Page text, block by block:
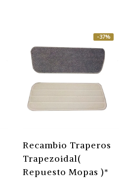
-37%
Recambio Traperos
Trapezoidal(
Repuesto Mopas )*